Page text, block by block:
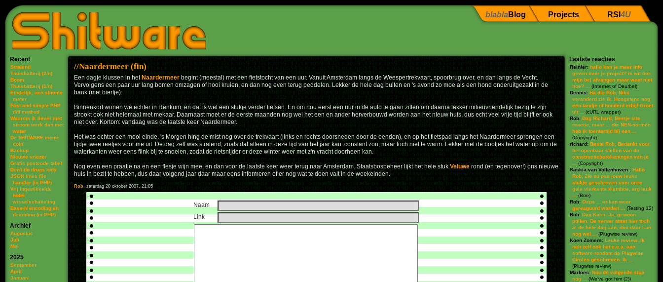
blabla Blog Projects RSI 4U
Recent
Stralend
Thuisbatterij (2/n)
Boom
Thuisbatterij (1/n)
Eindelijk, een slimme
meter
Fast and simple PHP
diff method
Waarom ik liever met
stroom werk dan met
water
De $HITWARE meme
coin
Backup
Nieuwe vriezer
Gratis postcode tabel
Don't do drugs kids
JSON lines file
handler (in PHP)
Vrij ingewikkelde
hotel
wisselschakeling
Base-N encoding en
decoding (in PHP)
Archief
Augustus
Juli
Mei
2025
September
April
Januari
Naardermeer (fin)
Een dagje klussen in het Naardermeerbegint (meestal) met een fietstocht van een uur. Vanuit Amsterdam langs de Weespertrekvaart, spoorbrug over, en dan langs de Vecht.
Vervolgens een paar uur lang bomen omzagen of hooi kruien, en dan nog even terug peddelen. Lekker de hele dag buiten en 's avond zo moe als een hond onderuitgezakt in de
bank (met biertje).
Binnenkort wonen we echter in Renkum, en dat is wel een stukje verder fietsen. En om nou eerst een uur in de auto te gaan zitten om daarna lekker milieuvriendelijk bezig te zijn
strookt ook niet helemaal met mekaar. Daarnaast moet er de eerste maanden nog wel het een en ander herverbouwd worden aan het nieuw huis, dus echt veel vrije tijd blijft er ook
niet over. Kortom: vandaag was de laatste keer Naardermeer.
Het was echter een mooi einde. 's Morgen hing de mist nog over de trekvaart (links en rechts doorsneden door de eenden), en op het fietspad langs het Naardermeer sprongen een
tijdje twee reetjes voor me uit. De dag zelf was stralend, zoals dat alleen in deze tijd van het jaar kan: constant zon, maar toch niet te warm. Lekker met de bootjes het water op om de
waterkanten weer eens flink bij te snoeien, zodat de rietsnijder er deze winter weer met z'n vracht doorheen kan.
Nog even een praatje na en een flesje wijn mee, en dan voor de laatste keer weer terug naar Amsterdam. Staatsbosbeheer lijkt het hele stuk Veluwerond (en tegenover!) ons nieuwe
huis in bezit te hebben, dus daar volgend jaar daar maar eens informeren of er nog wat te doen valt in de weekeinden.
Rob, zaterdag 20 oktober 2007, 21:05
Naam
Link
Laatste reacties
Reinier: hallo kan je meer info
geven over je project? ik wil ook
mijn bel afvangen maar weet niet
hoe? ...
(Internet of Deurbel)
Dennis: Ha die Rob, Niks
veranderd zie ik. Hoogstens nog
een tandje of honderd erbij! Groet
uit ...
(cURL wrapper)
Rob: Dag Richard, Beetje late
reactie, maar ... die NEN-normen
heb ik toentertijd bij een ...
(Copyright)
richard: Beste Rob, Bedankt voor
het openbaar stellen van de
constructieberekeningen van je
(Copyright)
Saskia van Vollenhoven : Hallo
Rob, Zie nu pas jouw leuke
stukje geschreven over onze
gele vierkante klamboe, erg leuk
(Boe)
Rob: Oeps ... er kan weer
gereaguurd worden ...
(Testing 12)
Rob: Dag Koen. Ja, gewoon
pollen. De server staat hier toch
al de hele dag aan, dus daar kan
nog wel ...
(Plugwise review)
Koen Zomers: Leuke review. Ik
heb zelf ook het e.e.a. aan
software rondom de Plugwise
Circles geschreven. Ik ...
(Plugwise review)
Marloes: Nou de volgende stap
nog ...
(We've got him (2))